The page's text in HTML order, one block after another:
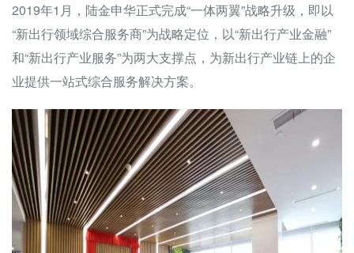
2019年1月，陆金申华正式完成“一体两翼”战略升级，即以
“新出行领域综合服务商”为战略定位，以“新出行产业金融”
和“新出行产业服务”为两大支撑点，为新出行产业链上的企
业提供一站式综合服务解决方案。